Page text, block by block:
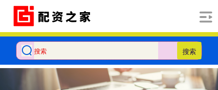
搜索